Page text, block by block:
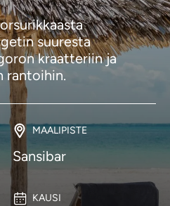
suuresta
kraatteriin ja
rantoihin.
MAALIPISTE
Sansibar
KAUSI